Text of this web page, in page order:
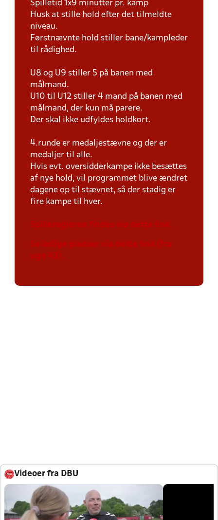
Spilletid 1x9 minutter pr. kamp
Husk at stille hold efter det tilmeldte
niveau.
Førstnævnte hold stiller bane/kampleder
til rådighed.
U8 og U9 stiller 5 på banen med
målmand.
U10 til U12 stiller 4 mand på banen med
målmand, der kun må parere.
Der skal ikke udfyldes holdkort.
4.runde er medaljestævne og der er
medaljer til alle.
Hvis evt. oversidderkampe ikke besættes
af nye hold, vil programmet blive ændret
dagene op til stævnet, så der stadig er
fire kampe til hver.
Spillereglerne findes via dette link.
Se ledige pladser via dette link (fra
uge 43).
Videoer fra DBU